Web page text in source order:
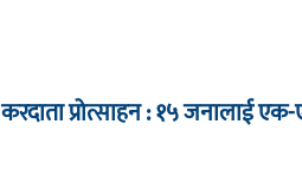
करदाता प्रोत्साहन : १५ जनालाई